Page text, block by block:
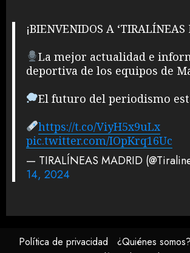
¡BIENVENIDOS A ‘TIRALÍNEAS
La mejor actualidad e
deportiva de los equipos de
El futuro del periodismo
https://t.co/ViyH5x9uLx
pic.twitter.com/IOpKrq16Uc
— TIRALÍNEAS MADRID
14, 2024
Política de privacidad ¿Quiénes somos?